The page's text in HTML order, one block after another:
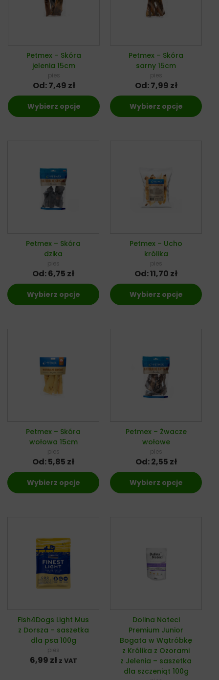
Petmex – Skóra
jelenia 15cm
pies
Od:7,49 zł
Wybierz opcje
Petmex – Skóra
sarny 15cm
pies
Od:7,99 zł
Wybierz opcje
Petmex – Skóra
dzika
pies
Od:6,75 zł
Wybierz opcje
Petmex – Ucho
królika
pies
Od:11,70 zł
Wybierz opcje
Petmex – Skóra
wołowa 15cm
pies
Od:5,85 zł
Wybierz opcje
Petmex – Żwacze
wołowe
pies
Od:2,55 zł
Wybierz opcje
Fish4Dogs Light Mus
z Dorsza – saszetka
dla psa 100g
pies
6,99 zł z VAT
Dolina Noteci
Premium Junior
Bogata w Wątróbkę
z Królika z Ozorami
z Jelenia – saszetka
dla szczeniąt 100g